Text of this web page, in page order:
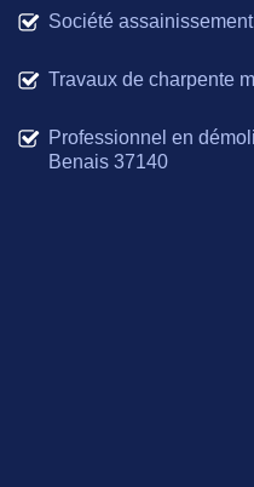
Société
Travaux de charpente
Professionnel en
Benais 37140